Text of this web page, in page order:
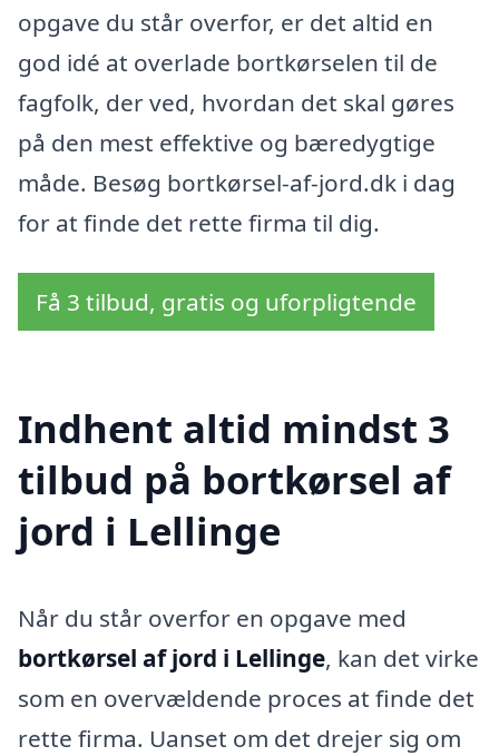
opgave du står overfor, er det altid en
god idé at overlade bortkørselen til de
fagfolk, der ved, hvordan det skal gøres
på den mest effektive og bæredygtige
måde. Besøg bortkørsel-af-jord.dk i dag
for at finde det rette firma til dig.
Få 3 tilbud, gratis og uforpligtende
Indhent altid mindst 3
tilbud på bortkørsel af
jord i Lellinge
Når du står overfor en opgave med
bortkørsel af jord i Lellinge, kan det virke
som en overvældende proces at finde det
rette firma. Uanset om det drejer sig om